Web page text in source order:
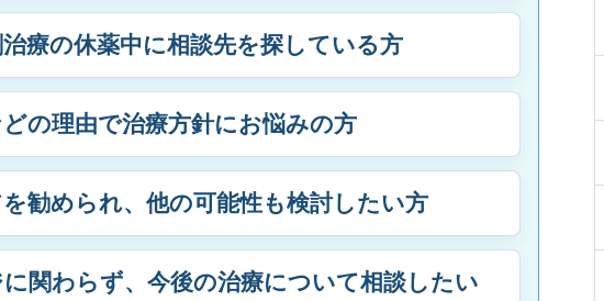
療の休薬中に相談先を探している方
の理由で治療方針にお悩みの方
勧められ、他の可能性も検討したい方
関わらず、今後の治療について相談したい